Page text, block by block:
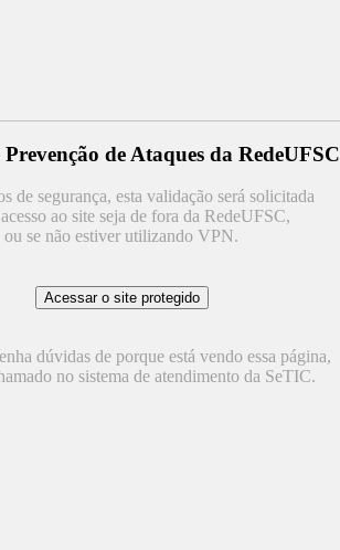
Prevenção de Ataques da RedeUFSC
de segurança, esta validação será solicitada
ao site seja de fora da RedeUFSC,
ou se não estiver utilizando VPN.
dúvidas de porque está vendo essa página,
no sistema de atendimento da SeTIC.